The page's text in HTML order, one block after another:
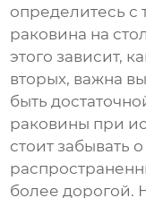
определитесь с
раковина на
этого зависит,
вторых, важна
быть
раковины при
стоит забывать
более дорогой.